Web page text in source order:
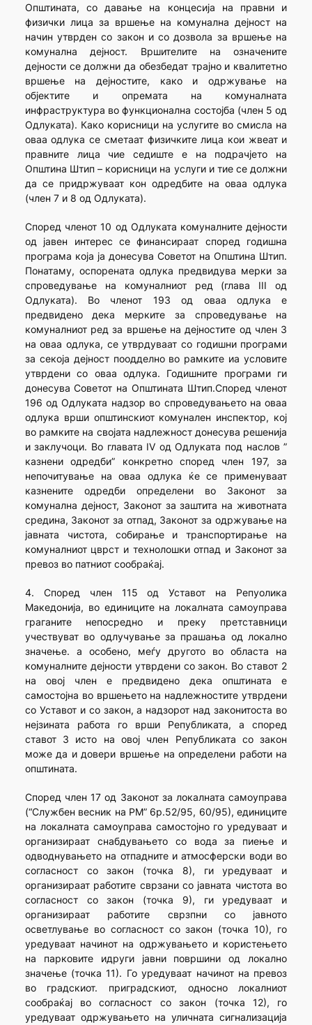
Општината, со давање на концесија на правни и
физички лица за вршење на комунална дејност на
начин утврден со закон и со дозвола за вршење на
комунална дејност. Вршителите на означените
дејности се должни да обезбедат трајно и квалитетно
вршење на дејностите, како и одржување на
објектите и опремата на комуналната
инфраструктура во функционална состојба (член 5 од
Одлуката). Како корисници на услугите во смисла на
оваа одлука се сметаат физичките лица кои жвеат и
правните лица чие седиште е на подрачјето на
Општина Штип – корисници на услуги и тие се должни
да се придржуваат кон одредбите на оваа одлука
(член 7 и 8 од Одлуката).
Според членот 10 од Одлуката комуналните дејности
од јавен интерес се финансираат според годишна
програма која ја донесува Советот на Општина Штип.
Понатаму, оспорената одлука предвидува мерки за
спроведување на комуналниот ред (глава III од
Одлуката). Во членот 193 од оваа одлука е
предвидено дека мерките за спроведување на
комуналниот ред за вршење на дејностите од член 3
на оваа одлука, се утврдуваат со годишни програми
за секоја дејност поодделно во рамките иа условите
утврдени со оваа одлука. Годишните програми ги
донесува Советот на Општината Штип.Според членот
196 од Одлуката надзор во спроведувањето на оваа
одлука врши општинскиот комунален инспектор, кој
во рамките на својата надлежност донесува решенија
и заклучоци. Во главата IV од Одлуката под наслов ”
казнени одредби” конкретно според член 197, за
непочитување на оваа одлука ќе се применуваат
казнените одредби определени во Законот за
комунална дејност, Законот за заштита на животната
средина, Законот за отпад, Законот за одржување на
јавната чистота, собирање и транспортирање на
комуналниот цврст и технолошки отпад и Законот за
превоз во патниот сообраќај.
4. Според член 115 од Уставот на Репуолика
Македонија, во единиците на локалната самоуправа
граганите непосредно и преку претставници
учествуват во одлучување за прашања од локално
значење. а особено, меѓу другото во областа на
комуналните дејности утврдени со закон. Во ставот 2
на овој член е предвидено дека општината е
самостојна во вршењето на надлежностите утврдени
со Уставот и со закон, а надзорот над законитоста во
нејзината работа го врши Републиката, а според
ставот 3 исто на овој член Републиката со закон
може да и довери вршење на определени работи на
општината.
Според член 17 од Законот за локалната самоуправа
(“Службен весник на РМ” 6р.52/95, 60/95), единиците
на локалната самоуправа самостојно го уредуваат и
организираат снабдувањето со вода за пиење и
одводнувањето на отпадните и атмосферски води во
согласност со закон (точка 8), ги уредуваат и
организираат работите сврзани со јавната чистота во
согласност со закон (точка 9), ги уредуваат и
организираат работите сврзпни со јавното
осветлување во согласност со закон (точка 10), го
уредуваат начинот на одржувањето и користењето
на парковите идруги јавни површини од локално
значење (точка 11). Го уредуваат начинот на превоз
во градскиот. приградскиот, односно локалниот
сообраќај во согласност со закон (точка 12), го
уредуваат одржувањето на уличната сигнализација